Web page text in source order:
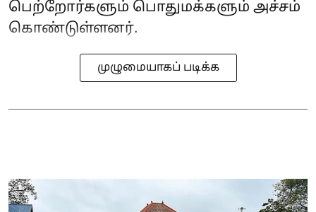
பெற்றோர்களும் பொதுமக்களும் அச்சம்
கொண்டுள்ளனர்.
முழுமையாகப் படிக்க